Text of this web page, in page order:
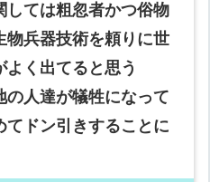
しては粗忽者かつ俗物
物兵器技術を頼りに世
く出てると思う
の人達が犠牲になって
てドン引きすることに